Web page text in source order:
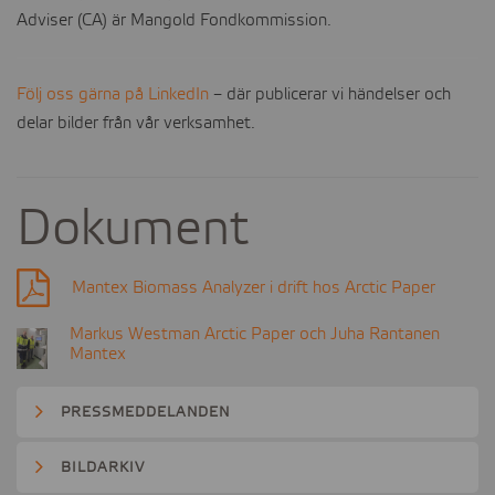
Adviser (CA) är Mangold Fondkommission.
Följ oss gärna på LinkedIn – där publicerar vi händelser och
delar bilder från vår verksamhet.
Dokument
Mantex Biomass Analyzer i drift hos Arctic Paper
Markus Westman Arctic Paper och Juha Rantanen
Mantex
PRESSMEDDELANDEN
BILDARKIV